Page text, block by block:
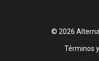
© 2026
Footer
Términos